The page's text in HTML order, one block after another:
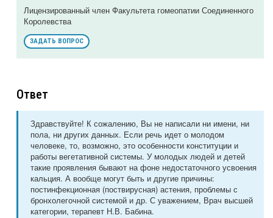
Лицензированный член Факультета гомеопатии Соединенного
Королевства
ЗАДАТЬ ВОПРОС
Ответ
Здравствуйте! К сожалению, Вы не написали ни имени, ни
пола, ни других данных. Если речь идет о молодом
человеке, то, возможно, это особенности конституции и
работы вегетативной системы. У молодых людей и детей
такие проявления бывают на фоне недостаточного усвоения
кальция. А вообще могут быть и другие причины:
постинфекционная (поствирусная) астения, проблемы с
бронхолегочной системой и др. С уважением, Врач высшей
категории, терапевт Н.В. Бабина.